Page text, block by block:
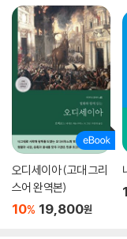
오디세이아 (고대 그리
스어 완역본)
10% 19,800원